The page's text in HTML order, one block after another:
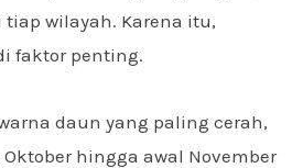
tiap wilayah. Karena itu,
faktor penting.
daun yang paling cerah,
hingga awal November